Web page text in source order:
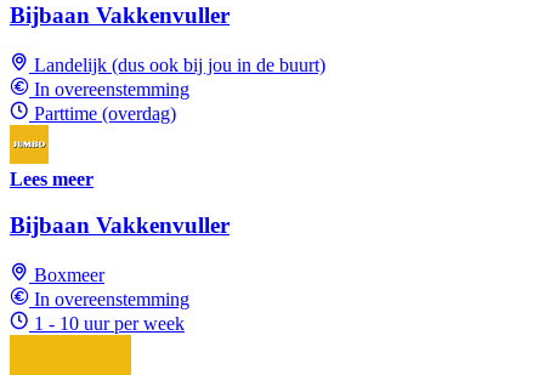
Bijbaan Vakkenvuller
Landelijk (dus ook bij jou in de buurt)
In overeenstemming
Parttime (overdag)
Lees meer
Bijbaan Vakkenvuller
Boxmeer
In overeenstemming
1 - 10 uur per week